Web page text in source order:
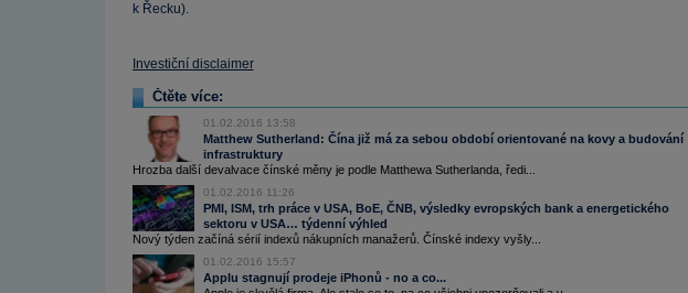
k Řecku).
Investiční disclaimer
Čtěte více:
01.02.2016 13:58
Matthew Sutherland: Čína již má za sebou období orientované na kovy a budování
infrastruktury
Hrozba další devalvace čínské měny je podle Matthewa Sutherlanda, ředi...
01.02.2016 11:26
PMI, ISM, trh práce v USA, BoE, ČNB, výsledky evropských bank a energetického
sektoru v USA… týdenní výhled
Nový týden začíná sérií indexů nákupních manažerů. Čínské indexy vyšly...
01.02.2016 15:57
Applu stagnují prodeje iPhonů - no a co...